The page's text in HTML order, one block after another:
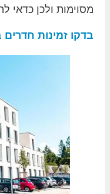
מסוימות ולכן כדאי
בדקו זמינות